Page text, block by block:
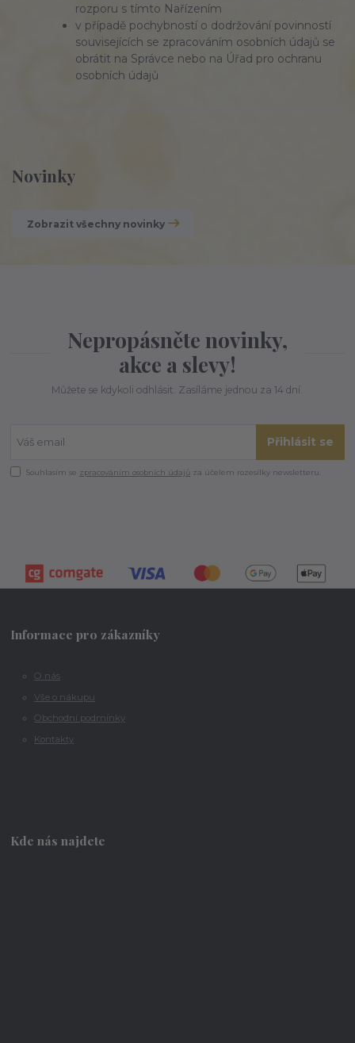
Novinky
Zobrazit všechny novinky
rozporu s tímto Nařízením
v případě pochybností o dodržování povinností
souvisejících se zpracováním osobních údajů se
obrátit na Správce nebo na Úřad pro ochranu
osobních údajů
Nepropásněte novinky,
akce a slevy!
Můžete se kdykoli odhlásit. Zasíláme jednou za 14 dní.
Přihlásit se
Souhlasím se zpracováním osobních údajů za účelem rozesílky newsletteru.
Informace pro zákazníky
O nás
Vše o nákupu
Obchodní podmínky
Kontakty
Kde nás najdete